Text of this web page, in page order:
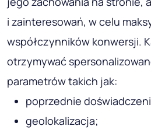
Utwórz odpowiednie
obrazem, aby
zrozumieć, o czym jest
Znajdź równowagę
szybkością ładowania